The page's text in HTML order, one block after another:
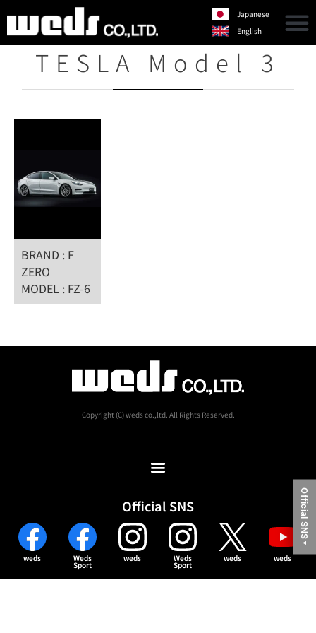
Official SNS
▼
Japanese
English
TESLA Model 3
BRAND : F
ZERO
MODEL : FZ-6
Copyright (C) weds co.,ltd. All Rights Reserved.
Official SNS
weds Weds
Sport
weds Weds
Sport
weds weds